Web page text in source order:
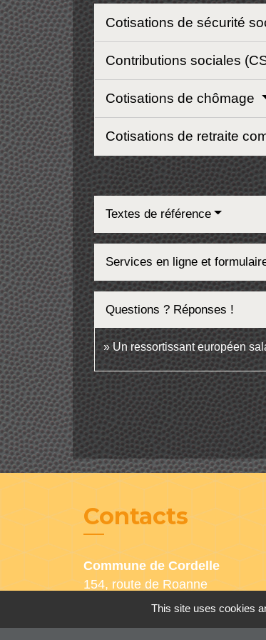
Cotisations de sécurité
Contributions sociales
Cotisations de chômage
Cotisations de retraite
Textes de référence
Services en ligne et
Questions ? Réponses !
Un ressortissant européen
Contacts
Commune de Cordelle
154, route de Roanne
42123 Cordelle - FRANCE
This site uses cookies